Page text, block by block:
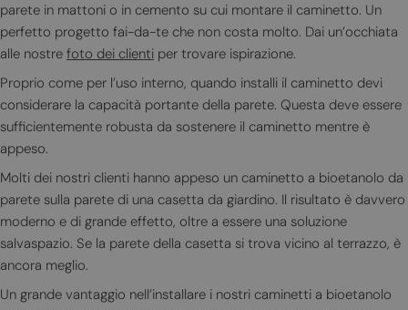
parete in mattoni o in cemento su cui montare il caminetto. Un
perfetto progetto fai-da-te che non costa molto. Dai un’occhiata
alle nostre foto dei clienti per trovare ispirazione.
Proprio come per l’uso interno, quando installi il caminetto devi
considerare la capacità portante della parete. Questa deve essere
sufficientemente robusta da sostenere il caminetto mentre è
appeso.
Molti dei nostri clienti hanno appeso un caminetto a bioetanolo da
parete sulla parete di una casetta da giardino. Il risultato è davvero
moderno e di grande effetto, oltre a essere una soluzione
salvaspazio. Se la parete della casetta si trova vicino al terrazzo, è
ancora meglio.
Un grande vantaggio nell’installare i nostri caminetti a bioetanolo